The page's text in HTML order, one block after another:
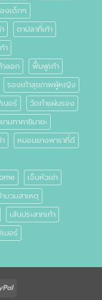
งเด็กๆ
ตาปลาที่เท้า
า
าลอก
ฟื้นฟูเท้า
รองเท้าสุขภาพผู้หญิง
บอร์
วัดทำแผ่นรอง
ามทาคาชิมายะ
หมอนยางพาราที่ดี
เจ็บหัวเข่า
าบวมสาเหตุ
เส้นประสาทเท้า
เบอร์
PayPal